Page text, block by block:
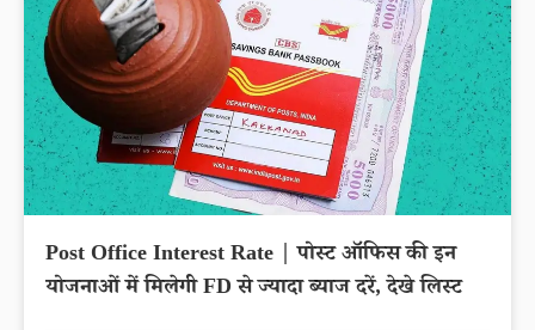
Post Office Interest Rate | पोस्ट ऑफिस की इन
योजनाओं में मिलेगी FD से ज्यादा ब्याज दरें, देखे लिस्ट